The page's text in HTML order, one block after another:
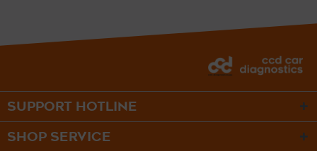
SUPPORT HOTLINE
SHOP SERVICE